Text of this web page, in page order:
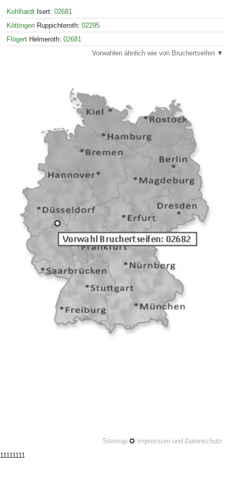
Kohlhardt Isert: 02681
Köttingen Ruppichteroth: 02295
Flögert Helmeroth: 02681
Vorwahlen ähnlich wie von Bruchertseifen ▼
Sitemap ✪ Impressum und Datenschutz
11111111